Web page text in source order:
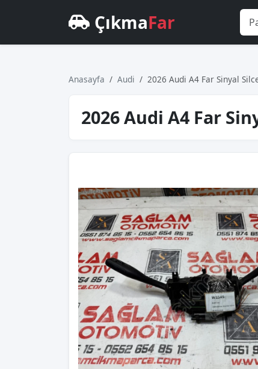
ÇıkmaFar
Anasayfa Audi 2026 Audi A4 Far Sinyal
2026 Audi A4 Far